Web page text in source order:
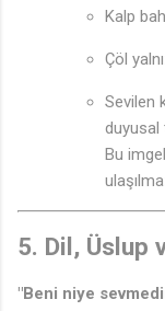
Kalp
Çöl
Sevilen
duyusal
Bu
5. Dil, Üslup
"Beni niye